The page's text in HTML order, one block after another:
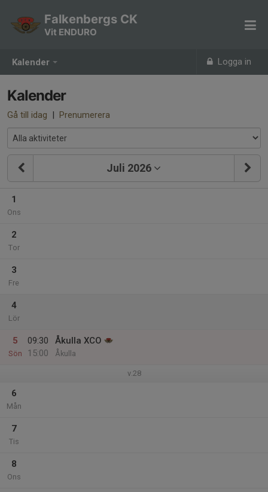
Kalender Logga in
Falkenbergs CK
Vit ENDURO
Kalender
Gå till idag | Prenumerera
Juli 2026
1
Ons
2
Tor
3
Fre
4
Lör
5
Sön
09:30
15:00
Åkulla XCO
Åkulla
v.28
6
Mån
7
Tis
8
Ons